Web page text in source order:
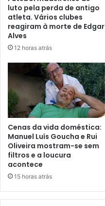
luto pela perda de antigo
atleta. Vários clubes
reagiram à morte de Edgar
Alves
12 horas atrás
Cenas da vida doméstica:
Manuel Luís Goucha e Rui
Oliveira mostram-se sem
filtros e a loucura
acontece
15 horas atrás